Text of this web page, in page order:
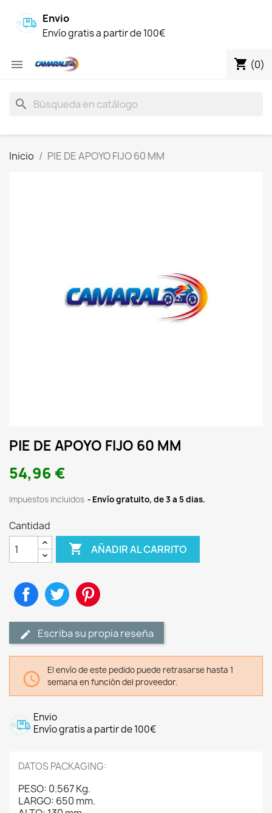
Envio
Envío gratis a partir de 100€
 shopping_cart (0)
search
Inicio PIE DE APOYO FIJO 60 MM
PIE DE APOYO FIJO 60 MM
54,96 €
Impuestos incluidos Envío gratuito, de 3 a 5 dias.
Cantidad
 AÑADIR AL CARRITO
CompartirTuitear
Escriba su propia reseña

El envío de este pedido puede retrasarse hasta 1
semana en función del proveedor.
Envio
Envío gratis a partir de 100€
DATOS PACKAGING:
PESO: 0.567 Kg.
LARGO: 650 mm.